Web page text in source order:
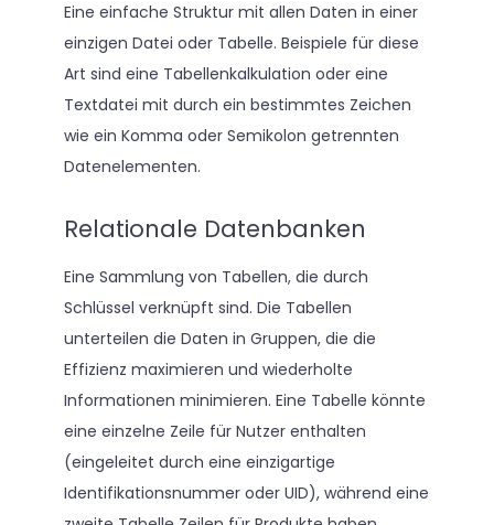
Eine einfache Struktur mit allen Daten in einer
einzigen Datei oder Tabelle. Beispiele für diese
Art sind eine Tabellenkalkulation oder eine
Textdatei mit durch ein bestimmtes Zeichen
wie ein Komma oder Semikolon getrennten
Datenelementen.
Relationale Datenbanken
Eine Sammlung von Tabellen, die durch
Schlüssel verknüpft sind. Die Tabellen
unterteilen die Daten in Gruppen, die die
Effizienz maximieren und wiederholte
Informationen minimieren. Eine Tabelle könnte
eine einzelne Zeile für Nutzer enthalten
(eingeleitet durch eine einzigartige
Identifikationsnummer oder UID), während eine